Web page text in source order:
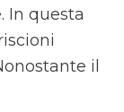
In questa
il